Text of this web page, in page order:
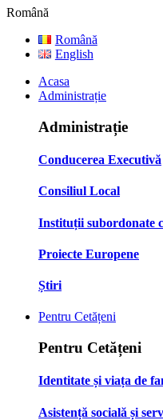
Română
Română
English
Acasa
Administrație
Administrație
Conducerea Executivă
Consiliul Local
Instituții subordonate
Proiecte Europene
Știri
Pentru Cetățeni
Pentru Cetățeni
Identitate și viața de
Asistență socială și